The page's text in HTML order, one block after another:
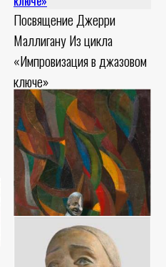
Посвящение Джерри
Маллигану Из цикла
«Импровизация в джазовом
ключе»
Дамир Рузыбаев
Картон, левкас Шамот, ангоб -
1994 год